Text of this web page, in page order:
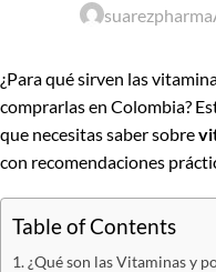
suarezpharma
¿Para qué sirven las
comprarlas en Colombia?
que necesitas saber sobre
con recomendaciones
Table of Contents
¿Qué son las Vitaminas y